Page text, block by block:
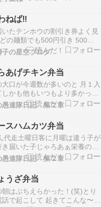
姜、シャンタンを加えて蓋を
馴染んできたら、焼肉のタレ
たら出来上がり〜つまみ〜の
ねば‼️
たテンホウの割引き券よく見
の麺類でも500円引き 500円
を見たら....おいおい20日って
いうことで仕事が終わったらカ
ホウへまだ6時だったのでお
ッキー✌️✌️✌️メニュー…
子の星空ブログ
あげチキン弁当
口が今週数が多いのと 月１入
かも他もいつもより多かった
食数になってさいや〜おもしろ
の大口んとこ 味噌汁も持って
数が多くなって足らんとなもし
う書くんか？)ふたつ持ってく
愚連隊日記 第２章
スハムカツ弁当
代走土曜日客に月曜は違う子が
届いた子じゃろあぁ栄養の行
わいい子じゃろ(うちを指差し
いてない あれは栄養行き届い
だ若いけぇそねぇ変わらんじゃ
！ひと回り以上違うよ変わら
愚連隊日記 第２章
うざ弁当
はぶちえらかった！(笑)とり
で起こして 起きてこんな〜と